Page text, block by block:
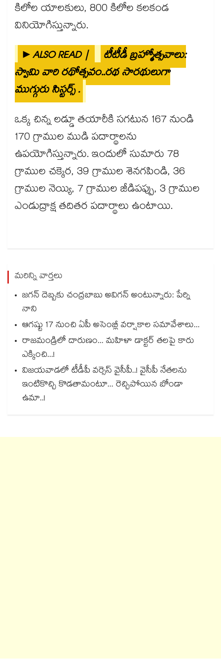
కిలోల యాలకులు, 800 కిలోల కలకండ
వినియోగిస్తున్నారు.
►ALSO READ |
టీటీడీ బ్రహ్మోత్సవాలు:
స్వామి వారి రథోత్సవం..రథ సారథులుగా
ముగ్గురు సిస్టర్స్ .
ఒక్క చిన్న లడ్డూ తయారీకి సగటున 167 నుండి
170 గ్రాముల ముడి పదార్థాలను
ఉపయోగిస్తున్నారు. ఇందులో సుమారు 78
గ్రాముల చక్కెర, 39 గ్రాముల శెనగపిండి, 36
గ్రాముల నెయ్యి, 7 గ్రాముల జీడిపప్పు, 3 గ్రాముల
ఎండుద్రాక్ష తదితర పదార్థాలు ఉంటాయి.
మరిన్ని వార్తలు
జగన్ దెబ్బకు చంద్రబాబు అవిగన్ అంటున్నారు: పేర్ని
నాని
ఆగష్టు 17 నుంచి ఏపీ అసెంబ్లీ వర్షాకాల సమావేశాలు...
రాజమండ్రిలో దారుణం... మహిళా డాక్టర్ తలపై కారు
ఎక్కించి...!
విజయవాడలో టీడీపీ వర్సెస్ వైసీపీ..! వైసీపీ నేతలను
ఇంటికొచ్చి కొడతామంటూ... రెచ్చిపోయిన బోండా
ఉమా..!